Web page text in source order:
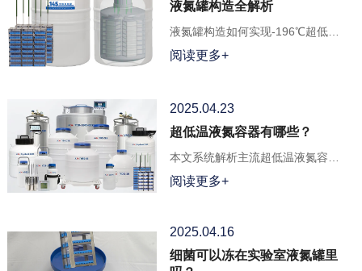
液氮罐构造全解析
液氮罐构造如何实现-196℃超低温
稳定？揭秘内外胆协同设计与真空
绝热核心技术！
阅读更多+
2025.04.23
超低温液氮容器有哪些？
本文系统解析主流超低温液氮容器
类型，涵盖储存型、运输型、实验
室型及大规模气相罐、自增压液氮
阅读更多+
2025.04.16
细菌可以冻在实验室液氮罐里